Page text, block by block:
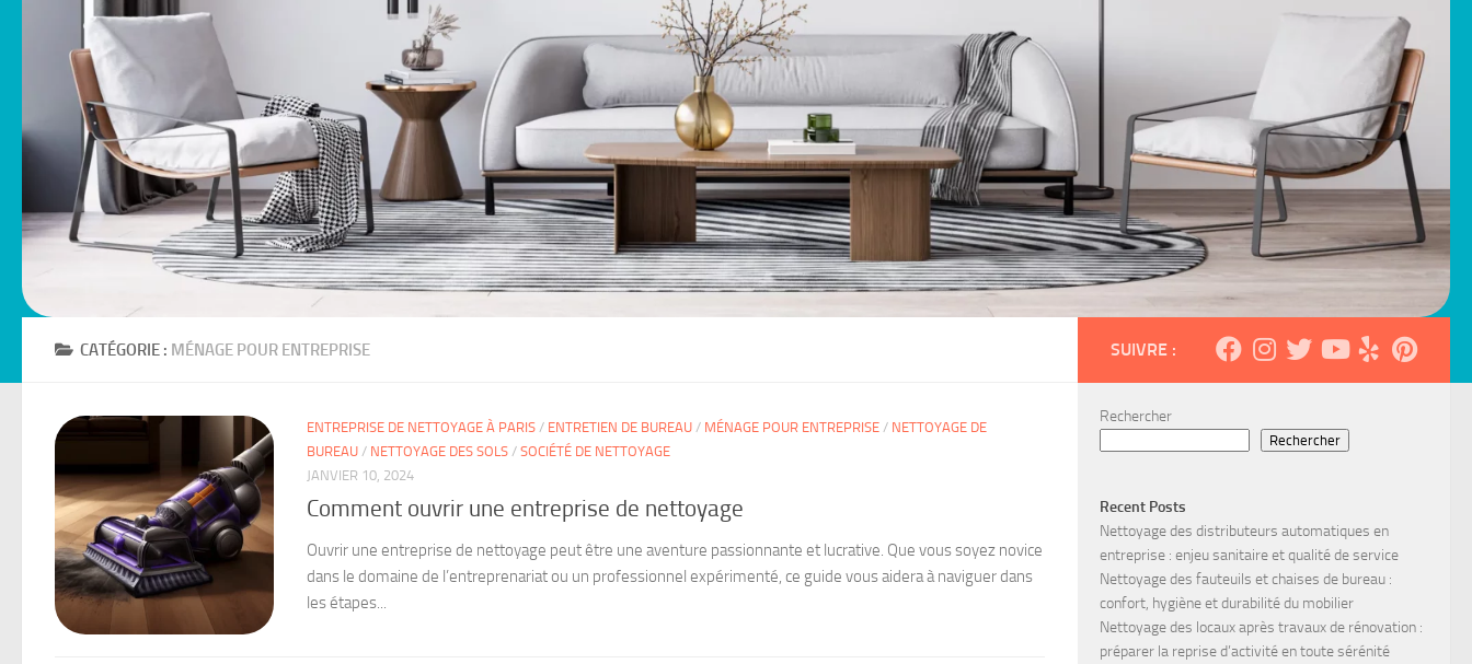
CATÉGORIE : MÉNAGE POUR ENTREPRISE
ENTREPRISE DE NETTOYAGE À PARIS / ENTRETIEN DE BUREAU / MÉNAGE POUR ENTREPRISE / NETTOYAGE DE
BUREAU / NETTOYAGE DES SOLS / SOCIÉTÉ DE NETTOYAGE
JANVIER 10, 2024
Comment ouvrir une entreprise de nettoyage
Ouvrir une entreprise de nettoyage peut être une aventure passionnante et lucrative. Que vous soyez novice
dans le domaine de l’entreprenariat ou un professionnel expérimenté, ce guide vous aidera à naviguer dans
les étapes...
SUIVRE :
Rechercher
Rechercher
Recent Posts
Nettoyage des distributeurs automatiques en
entreprise : enjeu sanitaire et qualité de service
Nettoyage des fauteuils et chaises de bureau :
confort, hygiène et durabilité du mobilier
Nettoyage des locaux après travaux de rénovation :
préparer la reprise d’activité en toute sérénité